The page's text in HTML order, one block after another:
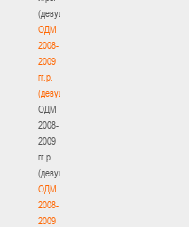
(девушки)
ОДМ
2008-
2009
гг.р.
(девушки)
ОДМ
2008-
2009
гг.р.
(девушки)
ОДМ
2008-
2009